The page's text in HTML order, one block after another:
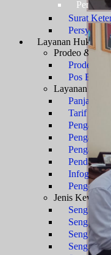
Surat
Layanan Hukum
Prodeo &
Prodeo -
Pos
Layanan
Panjar
Tarif PNBP
Pengajuan
Pengajuan
Pengajuan
Infografis
Jenis
Sengketa
Sengketa
Sengketa
Sengketa